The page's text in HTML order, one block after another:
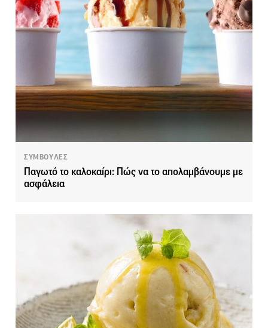
ΣΥΜΒΟΥΛΕΣ
Παγωτό το καλοκαίρι: Πώς να το απολαμβάνουμε με
ασφάλεια